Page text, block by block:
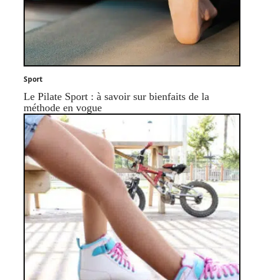
Sport
Le Pilate Sport : à savoir sur bienfaits de la
méthode en vogue